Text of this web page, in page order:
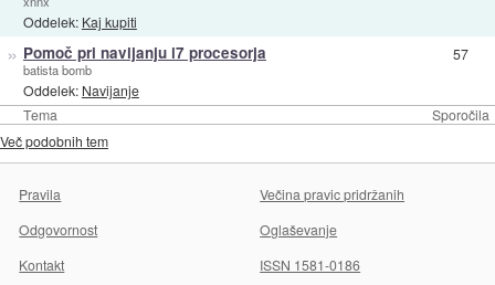
Tema Sporočila
Oddelek: Kaj kupiti
» Pomoč pri navijanju i7 procesorja
batista bomb
Oddelek: Navijanje
57
Več podobnih tem
Pravila
Večina pravic pridržanih
Odgovornost
Oglaševanje
Kontakt
ISSN 1581-0186